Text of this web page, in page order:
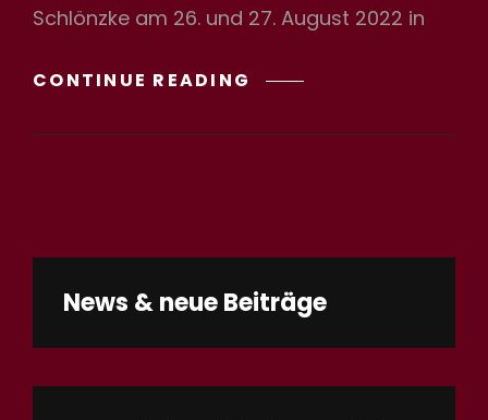
Schlönzke am 26. und 27. August 2022 in
CONTINUE READING
News & neue Beiträge